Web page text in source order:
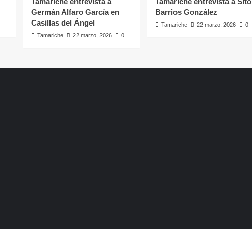
Germán Alfaro García en
Casillas del Ángel
Tamariche 22 marzo, 2026 0
Barrios González
Tamariche 22 marzo, 2026 0